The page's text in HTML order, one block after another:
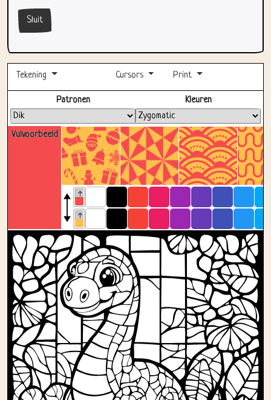
Sluit
Tekening Cursors Print
Volledig scherm
Vulvoorbeeld
Patronen Kleuren